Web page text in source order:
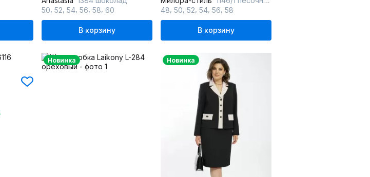
50 52 54 56 58 60
В корзину
48 50 52 54 56 58
В корзину
Новинка Новинка